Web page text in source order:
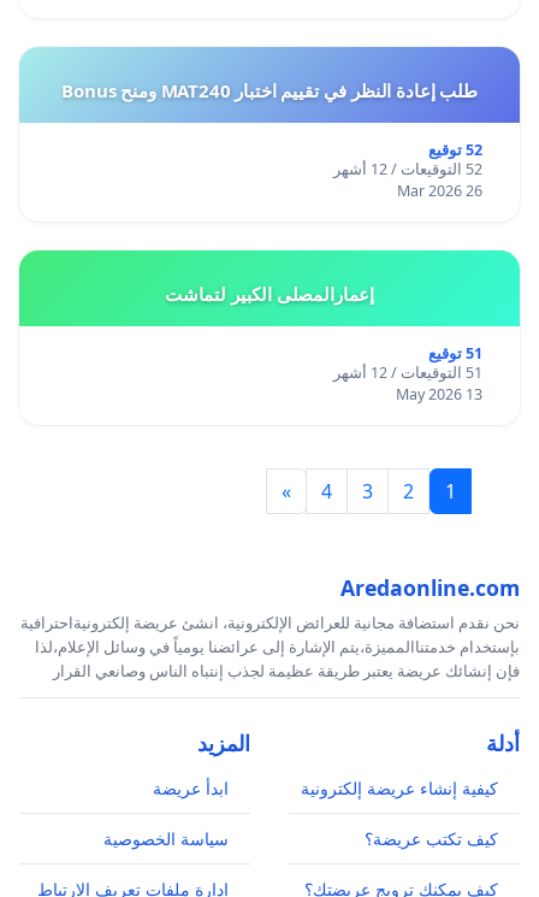
طلب إعادة النظر في تقييم اختبار MAT240 ومنح Bonus
52 توقيع
52 التوقيعات / 12 أشهر
26 Mar 2026
إعمارالمصلى الكبير لتماشت
51 توقيع
51 التوقيعات / 12 أشهر
13 May 2026
1
2
3
4
»
Aredaonline.com
نحن نقدم استضافة مجانية للعرائض الإلكترونية، انشئ عريضة إلكترونيةاحترافية
بإستخدام خدمتناالمميزة،يتم الإشارة إلى عرائضنا يومياً في وسائل الإعلام،لذا
فإن إنشائك عريضة يعتبر طريقة عظيمة لجذب إنتباه الناس وصانعي القرار
أدلة
كيفية إنشاء عريضة إلكترونية
كيف تكتب عريضة؟
كيف يمكنك ترويج عريضتك؟
المزيد
ابدأ عريضة
سياسة الخصوصية
إدارة ملفات تعريف الارتباط